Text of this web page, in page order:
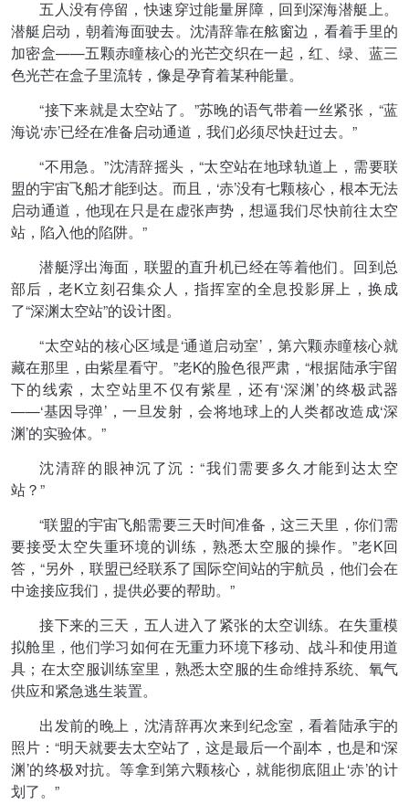
五人没有停留，快速穿过能量屏障，回到深海潜艇上。
潜艇启动，朝着海面驶去。沈清辞靠在舷窗边，看着手里的
加密盒——五颗赤瞳核心的光芒交织在一起，红、绿、蓝三
色光芒在盒子里流转，像是孕育着某种能量。
“接下来就是太空站了。”苏晚的语气带着一丝紧张，“蓝
海说‘赤’已经在准备启动通道，我们必须尽快赶过去。”
“不用急。”沈清辞摇头，“太空站在地球轨道上，需要联
盟的宇宙飞船才能到达。而且，‘赤’没有七颗核心，根本无法
启动通道，他现在只是在虚张声势，想逼我们尽快前往太空
站，陷入他的陷阱。”
潜艇浮出海面，联盟的直升机已经在等着他们。回到总
部后，老K立刻召集众人，指挥室的全息投影屏上，换成
了“深渊太空站”的设计图。
“太空站的核心区域是‘通道启动室’，第六颗赤瞳核心就
藏在那里，由紫星看守。”老K的脸色很严肃，“根据陆承宇留
下的线索，太空站里不仅有紫星，还有‘深渊’的终极武器
——‘基因导弹’，一旦发射，会将地球上的人类都改造成‘深
渊’的实验体。”
沈清辞的眼神沉了沉：“我们需要多久才能到达太空
站？”
“联盟的宇宙飞船需要三天时间准备，这三天里，你们需
要接受太空失重环境的训练，熟悉太空服的操作。”老K回
答，“另外，联盟已经联系了国际空间站的宇航员，他们会在
中途接应我们，提供必要的帮助。”
接下来的三天，五人进入了紧张的太空训练。在失重模
拟舱里，他们学习如何在无重力环境下移动、战斗和使用道
具；在太空服训练室里，熟悉太空服的生命维持系统、氧气
供应和紧急逃生装置。
出发前的晚上，沈清辞再次来到纪念室，看着陆承宇的
照片：“明天就要去太空站了，这是最后一个副本，也是和‘深
渊’的终极对抗。等拿到第六颗核心，就能彻底阻止‘赤’的计
划了。”